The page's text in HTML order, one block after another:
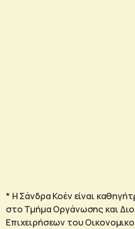
* Η Σάνδρα Κοέν είναι
στο Τμήμα Οργάνωσης και
Επιχειρήσεων του